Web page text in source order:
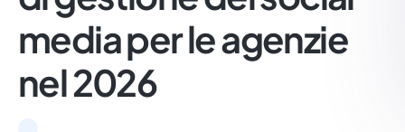
media per le agenzie
nel 2026